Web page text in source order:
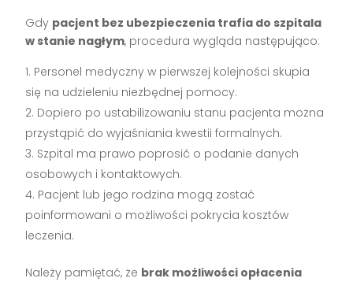
Gdy pacjent bez ubezpieczenia trafia do szpitala
w stanie nagłym, procedura wygląda następująco:
Personel medyczny w pierwszej kolejności skupia
się na udzieleniu niezbędnej pomocy.
Dopiero po ustabilizowaniu stanu pacjenta można
przystąpić do wyjaśniania kwestii formalnych.
Szpital ma prawo poprosić o podanie danych
osobowych i kontaktowych.
Pacjent lub jego rodzina mogą zostać
poinformowani o możliwości pokrycia kosztów
leczenia.
Należy pamiętać, że brak możliwości opłacenia